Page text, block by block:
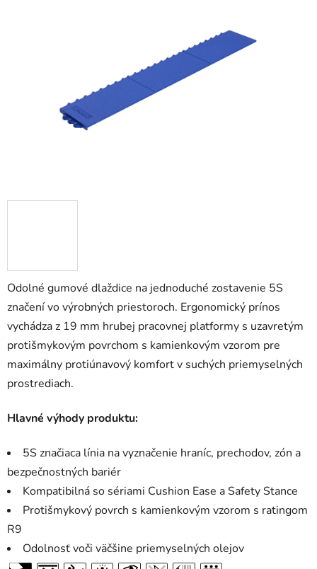
Odolné gumové dlaždice na jednoduché zostavenie 5S
značení vo výrobných priestoroch. Ergonomický prínos
vychádza z 19 mm hrubej pracovnej platformy s uzavretým
protišmykovým povrchom s kamienkovým vzorom pre
maximálny protiúnavový komfort v suchých priemyselných
prostrediach.
Hlavné výhody produktu:
5S značiaca línia na vyznačenie hraníc, prechodov, zón a
bezpečnostných bariér
Kompatibilná so sériami Cushion Ease a Safety Stance
Protišmykový povrch s kamienkovým vzorom s ratingom
R9
Odolnosť voči väčšine priemyselných olejov